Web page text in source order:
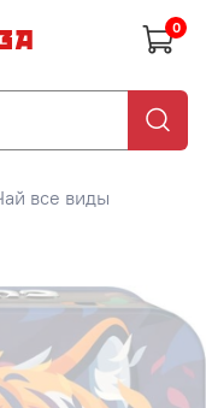
0
все виды